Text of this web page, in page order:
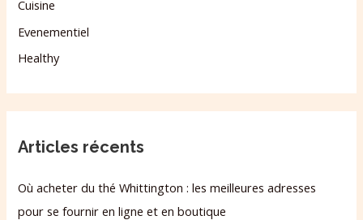
Cuisine
Evenementiel
Healthy
Articles récents
Où acheter du thé Whittington : les meilleures adresses
pour se fournir en ligne et en boutique